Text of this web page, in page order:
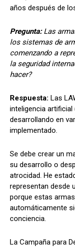
años después de
Pregunta: Las
los sistemas de
comenzando a
la seguridad
hacer?
Respuesta: Las
inteligencia
desarrollando en
implementado.
Se debe crear un
su desarrollo o
atrocidad. He
representan desde
porque estas
automáticamente
conciencia.
La Campaña para